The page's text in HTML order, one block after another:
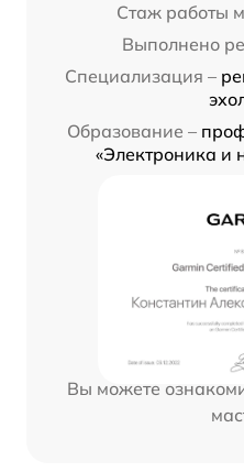
Стаж работы
Выполнено
Специализация –
Образование –
«Электроника и
Вы можете